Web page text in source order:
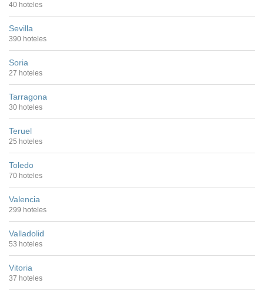
40 hoteles
Sevilla
390 hoteles
Soria
27 hoteles
Tarragona
30 hoteles
Teruel
25 hoteles
Toledo
70 hoteles
Valencia
299 hoteles
Valladolid
53 hoteles
Vitoria
37 hoteles